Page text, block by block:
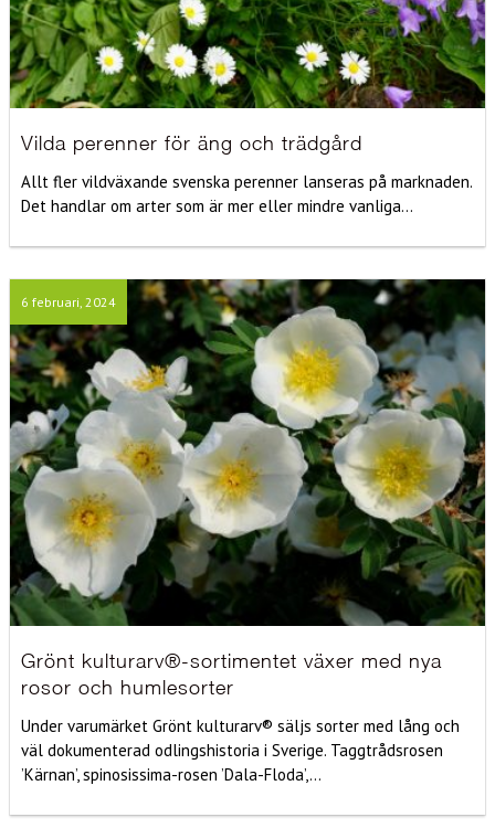
Vilda perenner för äng och trädgård
Allt fler vildväxande svenska perenner lanseras på marknaden.
Det handlar om arter som är mer eller mindre vanliga...
6 februari, 2024
Grönt kulturarv®-sortimentet växer med nya
rosor och humlesorter
Under varumärket Grönt kulturarv® säljs sorter med lång och
väl dokumenterad odlingshistoria i Sverige. Taggtrådsrosen
’Kärnan’, spinosissima-rosen ’Dala-Floda’,...